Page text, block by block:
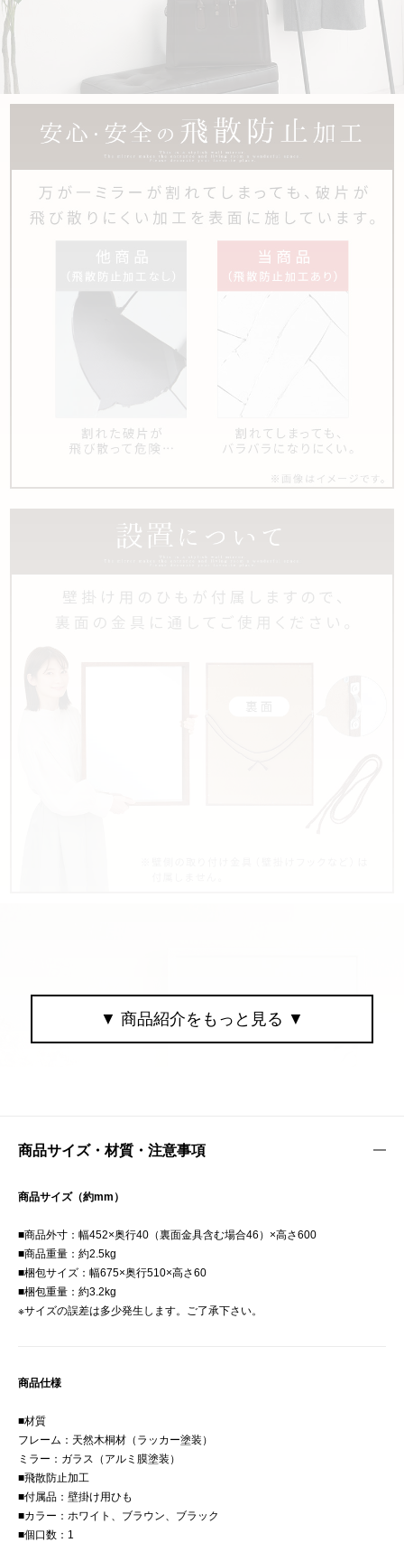
商品サイズ・材質・注意事項
商品サイズ（約mm）
■商品外寸：幅452×奥行40（裏面金具含む場合46）×高さ600
■商品重量：約2.5kg
■梱包サイズ：幅675×奥行510×高さ60
■梱包重量：約3.2kg
※サイズの誤差は多少発生します。ご了承下さい。
商品仕様
■材質
フレーム：天然木桐材（ラッカー塗装）
ミラー：ガラス（アルミ膜塗装）
■飛散防止加工
■付属品：壁掛け用ひも
■カラー：ホワイト、ブラウン、ブラック
■個口数：1